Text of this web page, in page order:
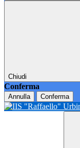
Chiudi
Conferma
Annulla Conferma